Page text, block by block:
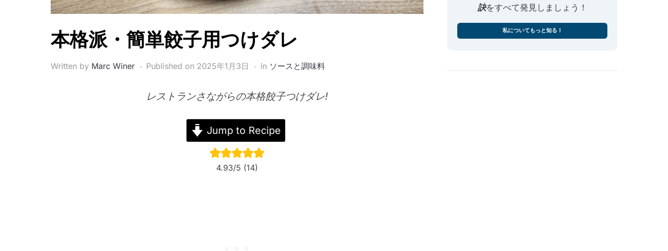
本格派・簡単餃子用つけダレ
Written by Marc Winer Published on 2025年1月3日 in ソースと調味料
レストランさながらの本格餃子つけダレ!
Jump to Recipe
4.93/5 (14)
訣をすべて発見しましょう！
私についてもっと知る！